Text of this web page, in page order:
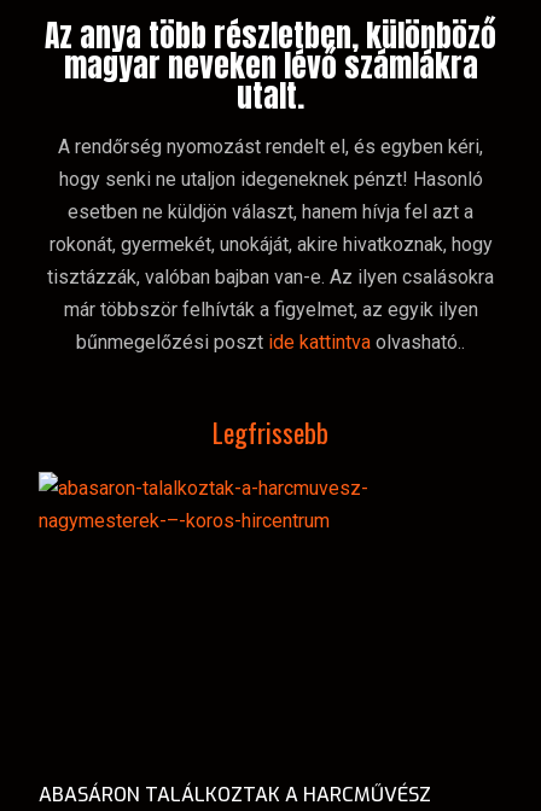
Az anya több részletben, különböző
magyar neveken lévő számlákra
utalt.
A rendőrség nyomozást rendelt el, és egyben kéri,
hogy senki ne utaljon idegeneknek pénzt! Hasonló
esetben ne küldjön választ, hanem hívja fel azt a
rokonát, gyermekét, unokáját, akire hivatkoznak, hogy
tisztázzák, valóban bajban van-e. Az ilyen csalásokra
már többször felhívták a figyelmet, az egyik ilyen
bűnmegelőzési poszt ide kattintva olvasható..
Legfrissebb
ABASÁRON TALÁLKOZTAK A HARCMŰVÉSZ